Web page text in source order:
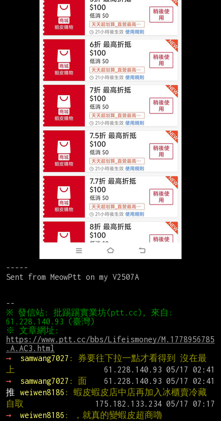
-----
Sent from MeowPtt on my V2507A
※ 發信站: 批踢踢實業坊(ptt.cc), 來自:
https://www.ptt.cc/bbs/Lifeismoney/M.1778956785
.A.AC3.html
→
samwang7027 : 券要往下拉一點才看得到 沒在最
上
→
samwang7027 : 面
推
weiwen8186 : 蝦皮蝦皮店中店再加入冰櫃賣冷藏
自取
→
weiwen8186 : ，就真的變蝦皮超商嚕